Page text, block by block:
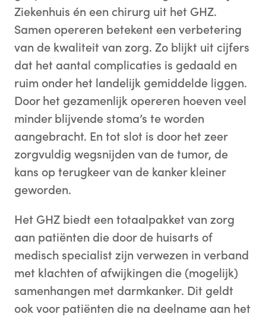
Ziekenhuis én een chirurg uit het GHZ.
Samen opereren betekent een verbetering
van de kwaliteit van zorg. Zo blijkt uit cijfers
dat het aantal complicaties is gedaald en
ruim onder het landelijk gemiddelde liggen.
Door het gezamenlijk opereren hoeven veel
minder blijvende stoma’s te worden
aangebracht. En tot slot is door het zeer
zorgvuldig wegsnijden van de tumor, de
kans op terugkeer van de kanker kleiner
geworden.
Het GHZ biedt een totaalpakket van zorg
aan patiënten die door de huisarts of
medisch specialist zijn verwezen in verband
met klachten of afwijkingen die (mogelijk)
samenhangen met darmkanker. Dit geldt
ook voor patiënten die na deelname aan het